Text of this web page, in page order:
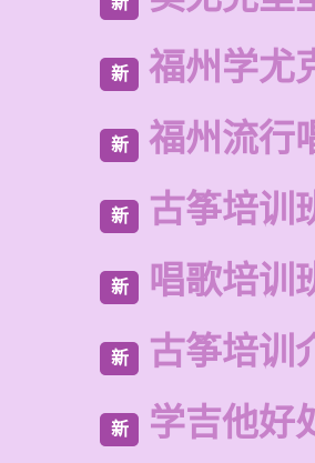
新 福州学尤
新 福州流行
新 古筝培训
新 唱歌培训
新 古筝培训
新 学吉他好